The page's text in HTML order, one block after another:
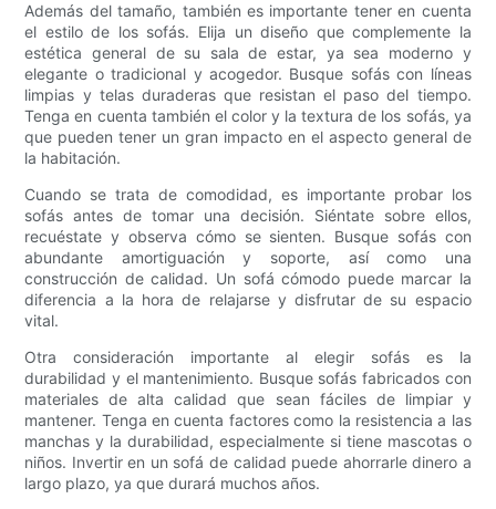
Además del tamaño, también es importante tener en cuenta
el estilo de los sofás. Elija un diseño que complemente la
estética general de su sala de estar, ya sea moderno y
elegante o tradicional y acogedor. Busque sofás con líneas
limpias y telas duraderas que resistan el paso del tiempo.
Tenga en cuenta también el color y la textura de los sofás, ya
que pueden tener un gran impacto en el aspecto general de
la habitación.
Cuando se trata de comodidad, es importante probar los
sofás antes de tomar una decisión. Siéntate sobre ellos,
recuéstate y observa cómo se sienten. Busque sofás con
abundante amortiguación y soporte, así como una
construcción de calidad. Un sofá cómodo puede marcar la
diferencia a la hora de relajarse y disfrutar de su espacio
vital.
Otra consideración importante al elegir sofás es la
durabilidad y el mantenimiento. Busque sofás fabricados con
materiales de alta calidad que sean fáciles de limpiar y
mantener. Tenga en cuenta factores como la resistencia a las
manchas y la durabilidad, especialmente si tiene mascotas o
niños. Invertir en un sofá de calidad puede ahorrarle dinero a
largo plazo, ya que durará muchos años.